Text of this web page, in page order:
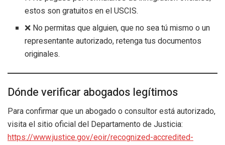
estos son gratuitos en el USCIS.
❌ No permitas que alguien, que no sea tú mismo o un
representante autorizado, retenga tus documentos
originales.
Dónde verificar abogados legítimos
Para confirmar que un abogado o consultor está autorizado,
visita el sitio oficial del Departamento de Justicia:
https://www.justice.gov/eoir/recognized-accredited-